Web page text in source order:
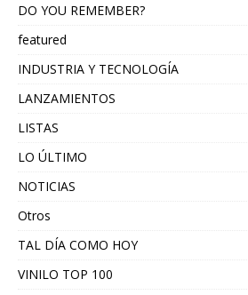
DO YOU REMEMBER?
featured
INDUSTRIA Y TECNOLOGÍA
LANZAMIENTOS
LISTAS
LO ÚLTIMO
NOTICIAS
Otros
TAL DÍA COMO HOY
VINILO TOP 100